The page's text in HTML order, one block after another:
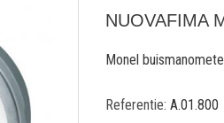
NUOVAFIMA
Monel
Referentie: A.01.800